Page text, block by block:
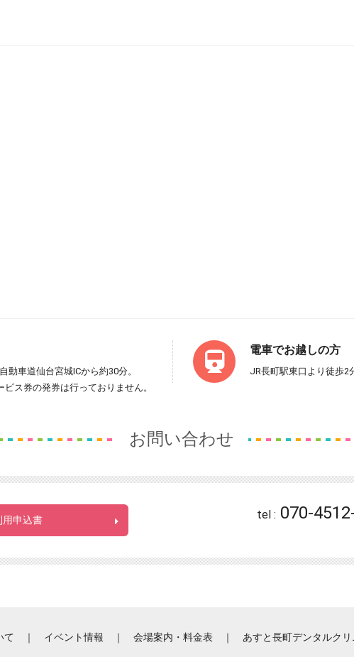
動車道仙台宮城ICから約30分。
ス券の発券は行っておりません。
電車でお越しの方
JR長町駅東口より徒歩2
お問い合わせ
用申込書 tel : 070-
て ｜ イベント情報 ｜ 会場案内・料金表 ｜ あすと長町デンタルクリ